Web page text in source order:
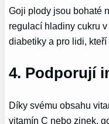
Goji plody jsou bohaté
regulací hladiny cukru
diabetiky a pro lidi,
4. Podporují
Díky svému obsahu
vitamín C nebo zinek,